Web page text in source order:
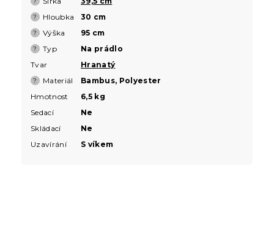
? Hloubka 30 cm
? Výška 95 cm
? Typ
Na prádlo
Tvar
Hranatý
? Materiál
Bambus, Polyester
Hmotnost
6,5 kg
Sedací
Ne
Skládací
Ne
Uzavírání
S víkem